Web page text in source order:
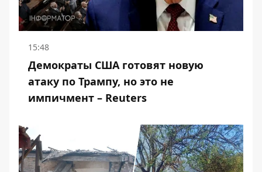
15:48
Демократы США готовят новую
атаку по Трампу, но это не
импичмент – Reuters